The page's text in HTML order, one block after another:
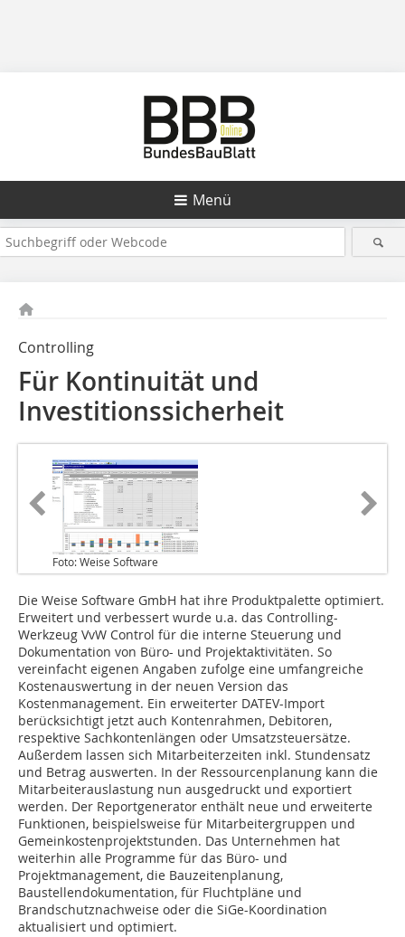
Menü
Controlling
Für Kontinuität und
Investitionssicherheit
Foto: Weise Software
Die Weise Software GmbH hat ihre Produktpalette optimiert.
Erweitert und verbessert wurde u.a. das Controlling-
Werkzeug VvW Control für die interne Steuerung und
Dokumentation von Büro- und Projektaktivitäten. So
vereinfacht eigenen Angaben zufolge eine umfangreiche
Kostenauswertung in der neuen Version das
Kostenmanagement. Ein erweiterter DATEV-Import
berücksichtigt jetzt auch Kontenrahmen, Debitoren,
respektive Sachkontenlängen oder Umsatzsteuersätze.
Außerdem lassen sich Mitarbeiterzeiten inkl. Stundensatz
und Betrag auswerten. In der Ressourcenplanung kann die
Mitarbeiterauslastung nun ausgedruckt und exportiert
werden. Der Reportgenerator enthält neue und erweiterte
Funktionen, beispielsweise für Mitarbeitergruppen und
Gemeinkostenprojektstunden. Das Unternehmen hat
weiterhin alle Programme für das Büro- und
Projektmanagement, die Bauzeitenplanung,
Baustellendokumentation, für Fluchtpläne und
Brandschutznachweise oder die SiGe-Koordination
aktualisiert und optimiert.